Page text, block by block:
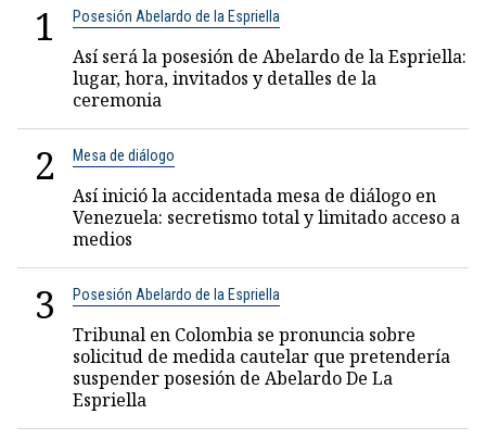
1 Posesión Abelardo de la Espriella
Así será la posesión de Abelardo de la Espriella:
lugar, hora, invitados y detalles de la
ceremonia
2 Mesa de diálogo
Así inició la accidentada mesa de diálogo en
Venezuela: secretismo total y limitado acceso a
medios
3 Posesión Abelardo de la Espriella
Tribunal en Colombia se pronuncia sobre
solicitud de medida cautelar que pretendería
suspender posesión de Abelardo De La
Espriella